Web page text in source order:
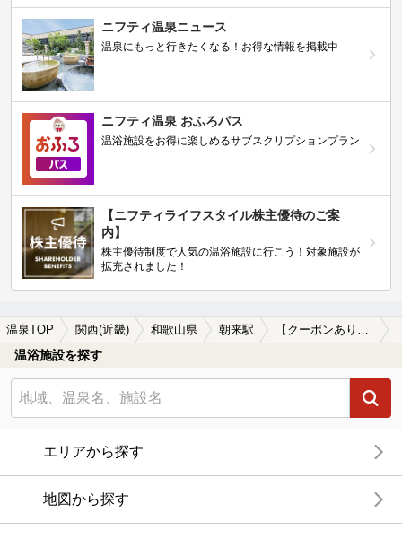
ニフティ温泉ニュース
温泉にもっと行きたくなる！お得な情報を掲載中
ニフティ温泉 おふろパス
温浴施設をお得に楽しめるサブスクリプションプラン
【ニフティライフスタイル株主優待のご案
内】
株主優待制度で人気の温浴施設に行こう！対象施設が
拡充されました！
温泉TOP 関西(近畿) 和歌山県 朝来駅 【クーポンあり】水風呂が楽しめる朝来駅近くの温泉、日帰り温泉、スーパー銭湯おすすめ
温浴施設を探す
エリアから探す
地図から探す